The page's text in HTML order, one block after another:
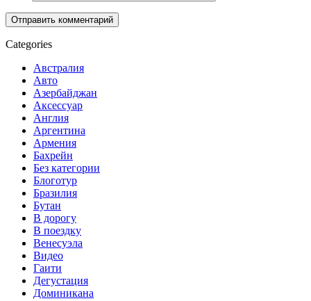
Categories
Австралия
Авто
Азербайджан
Аксессуар
Англия
Аргентина
Армения
Бахрейн
Без категории
Блоготур
Бразилия
Бутан
В дорогу
В поездку
Венесуэла
Видео
Гаити
Дегустация
Доминикана